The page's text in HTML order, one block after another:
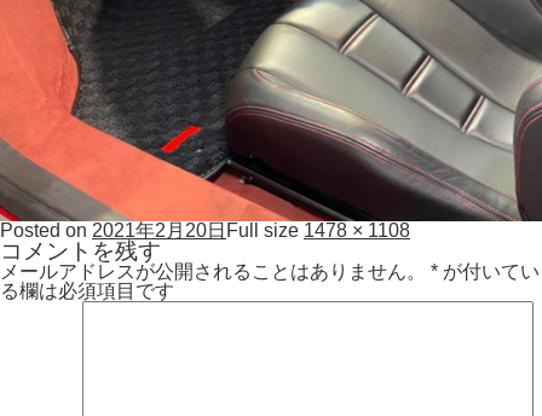
Posted on 2021年2月20日 Full size 1478 × 1108
コメントを残す
メールアドレスが公開されることはありません。 * が付いてい
る欄は必須項目です